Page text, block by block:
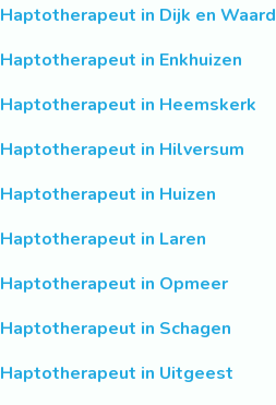
Haptotherapeut in Dijk en Waard
Haptotherapeut in Enkhuizen
Haptotherapeut in Heemskerk
Haptotherapeut in Hilversum
Haptotherapeut in Huizen
Haptotherapeut in Laren
Haptotherapeut in Opmeer
Haptotherapeut in Schagen
Haptotherapeut in Uitgeest